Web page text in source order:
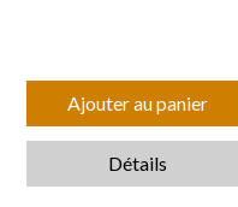
Ajouter au panier
Détails